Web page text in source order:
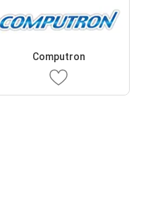
Computron